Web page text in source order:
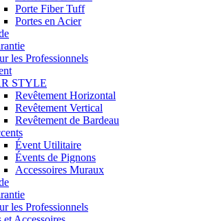
Porte Fiber Tuff
Portes en Acier
les Professionnels
STYLE
Revêtement Horizontal
Revêtement Vertical
Revêtement de Bardeau
Évent Utilitaire
Évents de Pignons
Accessoires Muraux
les Professionnels